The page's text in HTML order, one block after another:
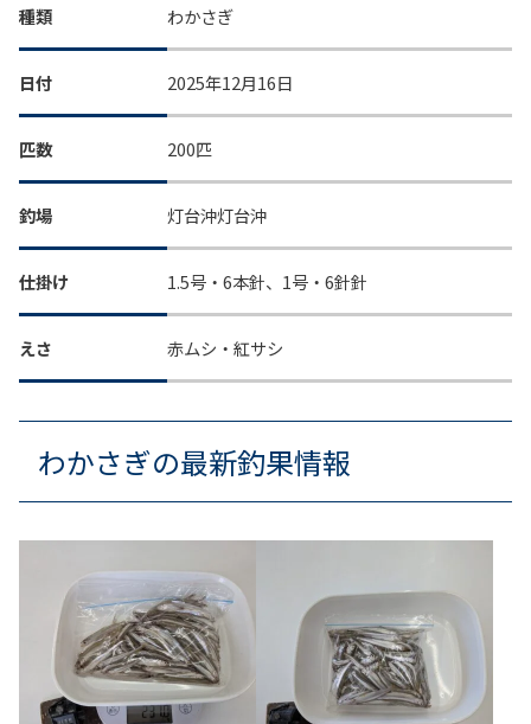
種類 わかさぎ
日付 2025年12月16日
匹数 200匹
釣場 灯台沖灯台沖
仕掛け 1.5号・6本針、1号・6針針
えさ 赤ムシ・紅サシ
わかさぎの最新釣果情報